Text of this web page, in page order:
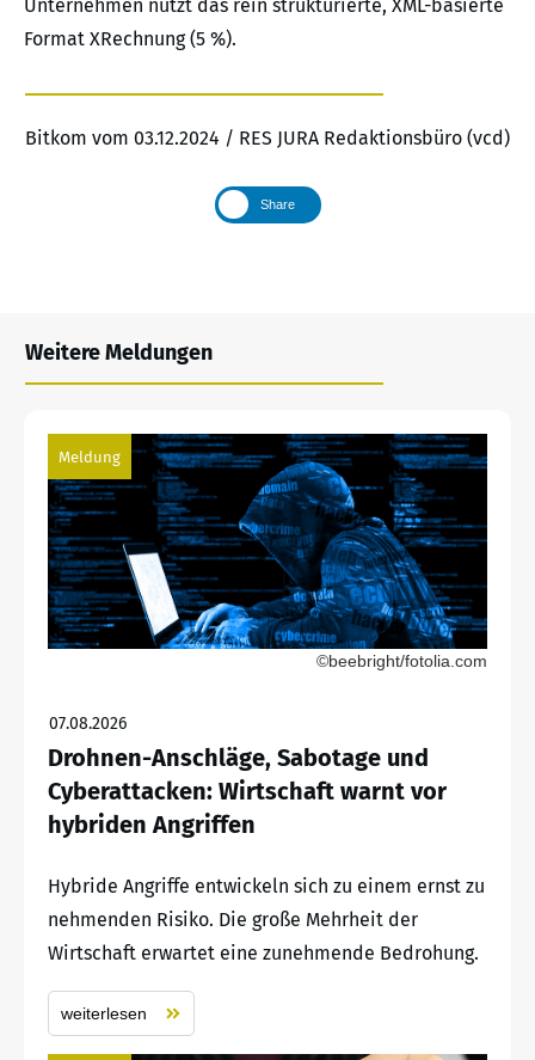
Unternehmen nutzt das rein strukturierte, XML-basierte
Format XRechnung (5 %).
Bitkom vom 03.12.2024 / RES JURA Redaktionsbüro (vcd)
Share
Weitere Meldungen
Meldung
©beebright/fotolia.com
07.08.2026
Drohnen-Anschläge, Sabotage und
Cyberattacken: Wirtschaft warnt vor
hybriden Angriffen
Hybride Angriffe entwickeln sich zu einem ernst zu
nehmenden Risiko. Die große Mehrheit der
Wirtschaft erwartet eine zunehmende Bedrohung.
weiterlesen